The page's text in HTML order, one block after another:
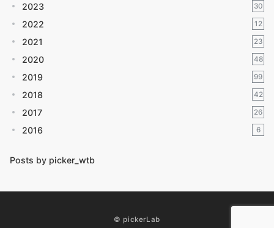
2023 30
2022 12
2021 23
2020 48
2019 99
2018 42
2017 26
2016 6
Posts by picker_wtb
© pickerLab